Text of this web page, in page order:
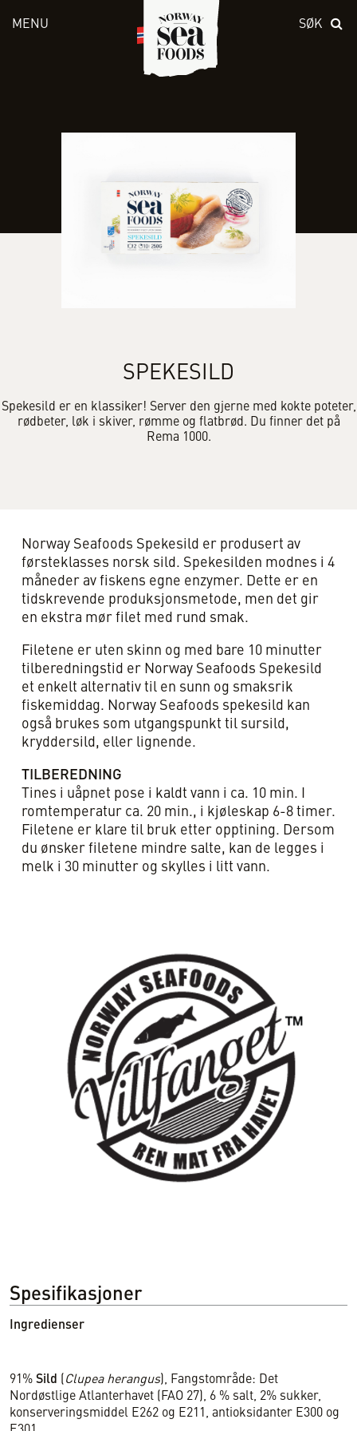
MENU SØK
Skriv inn søket i feltet over
SPEKESILD
Spekesild er en klassiker! Server den gjerne med kokte poteter,
rødbeter, løk i skiver, rømme og flatbrød. Du finner det på
Rema 1000.
Norway Seafoods Spekesild er produsert av
førsteklasses norsk sild. Spekesilden modnes i 4
måneder av fiskens egne enzymer. Dette er en
tidskrevende produksjonsmetode, men det gir
en ekstra mør filet med rund smak.
Filetene er uten skinn og med bare 10 minutter
tilberedningstid er Norway Seafoods Spekesild
et enkelt alternativ til en sunn og smaksrik
fiskemiddag. Norway Seafoods spekesild kan
også brukes som utgangspunkt til sursild,
kryddersild, eller lignende.
TILBEREDNING
Tines i uåpnet pose i kaldt vann i ca. 10 min. I
romtemperatur ca. 20 min., i kjøleskap 6-8 timer.
Filetene er klare til bruk etter opptining. Dersom
du ønsker filetene mindre salte, kan de legges i
melk i 30 minutter og skylles i litt vann.
Spesifikasjoner
Ingredienser
91% Sild (Clupea herangus), Fangstområde: Det
Nordøstlige Atlanterhavet (FAO 27), 6 % salt, 2% sukker,
konserveringsmiddel E262 og E211, antioksidanter E300 og